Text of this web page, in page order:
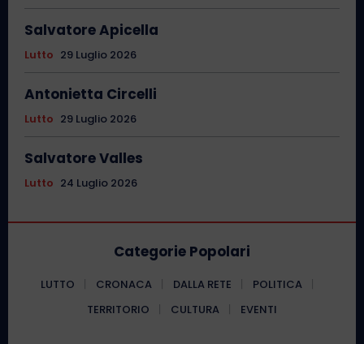
Salvatore Apicella
Lutto 29 Luglio 2026
Antonietta Circelli
Lutto 29 Luglio 2026
Salvatore Valles
Lutto 24 Luglio 2026
Categorie Popolari
LUTTO CRONACA DALLA RETE
POLITICA
TERRITORIO
CULTURA EVENTI